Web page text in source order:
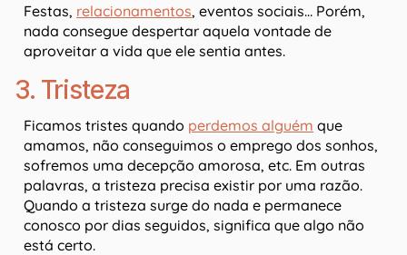
Festas, relacionamentos, eventos sociais… Porém,
nada consegue despertar aquela vontade de
aproveitar a vida que ele sentia antes.
3. Tristeza
Ficamos tristes quando perdemos alguém que
amamos, não conseguimos o emprego dos sonhos,
sofremos uma decepção amorosa, etc. Em outras
palavras, a tristeza precisa existir por uma razão.
Quando a tristeza surge do nada e permanece
conosco por dias seguidos, significa que algo não
está certo.